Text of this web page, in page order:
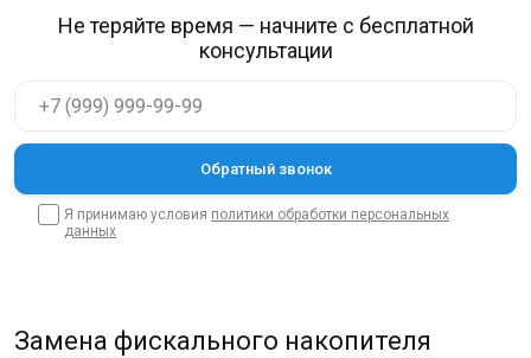
Не теряйте время — начните с бесплатной
консультации
Я принимаю условия политики обработки персональных
данных
Замена фискального накопителя